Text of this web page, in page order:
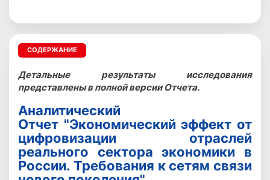
СОДЕРЖАНИЕ
Детальные результаты исследования
представлены в полной версии Отчета.
Аналитический
Отчет "Экономический эффект от
цифровизации отраслей
реального сектора экономики в
России. Требования к сетям связи